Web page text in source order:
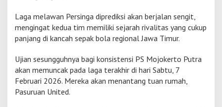
Laga melawan Persinga diprediksi akan berjalan sengit,
mengingat kedua tim memiliki sejarah rivalitas yang cukup
panjang di kancah sepak bola regional Jawa Timur.
Ujian sesungguhnya bagi konsistensi PS Mojokerto Putra
akan memuncak pada laga terakhir di hari Sabtu, 7
Februari 2026. Mereka akan menantang tuan rumah,
Pasuruan United.